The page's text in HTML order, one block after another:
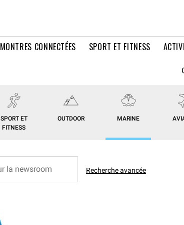
MONTRES CONNECTÉES SPORT ET FITNESS
SPORT ET
FITNESS
OUTDOOR MARINE
Recherche avancée